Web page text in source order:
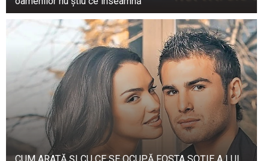
CUM ARATĂ ȘI CU CE SE OCUPĂ FOSTA SOȚIE A LUI